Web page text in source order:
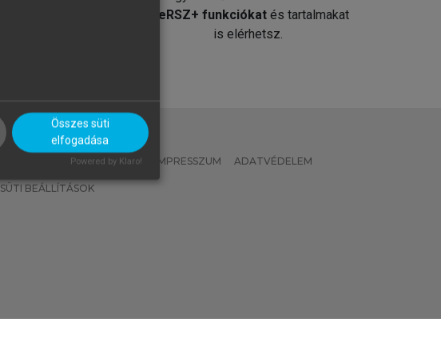
MeRSZ+ funkciókat és tartalmakat
is elérhetsz.
MI – ÁLTALÁNOS IRÁNYELVEK IMPRESSZUM ADATVÉDELEM
SÜTI BEÁLLÍTÁSOK
Összes süti
elfogadása
Powered by Klaro!